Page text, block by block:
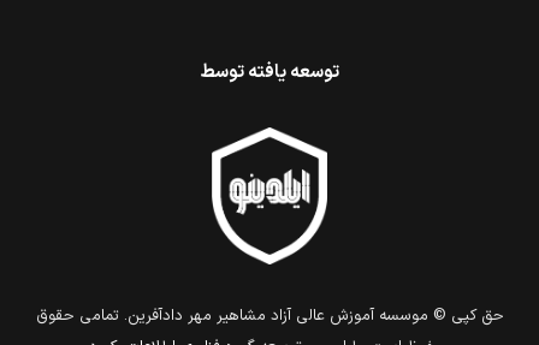
توسعه یافته توسط
حق كپي © موسسه آموزش عالی آزاد مشاهیر مهر دادآفرین. تمامي حقوق